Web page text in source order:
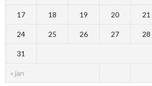
« jan
17 18 19 20 21
24 25 26 27 28
31